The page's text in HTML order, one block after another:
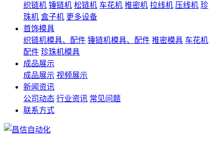
织链机 锤链机 松链机 车花机 推密机 拉线机 压线机 珍
珠机 盒子机 更多设备
首饰模具
织链机模具、配件 锤链机模具、配件 推密模具 车花机
配件 珍珠机模具
成品展示
成品展示 视频展示
新闻资讯
公司动态 行业资讯 常见问题
联系方式